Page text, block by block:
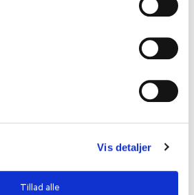
Vis detaljer
Tillad alle